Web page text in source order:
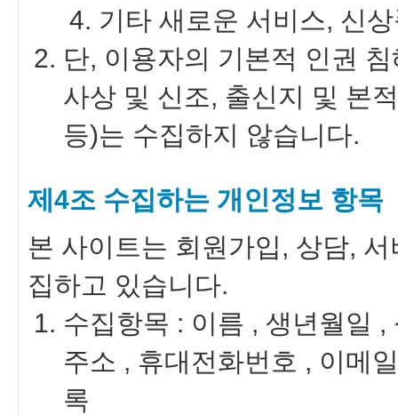
기타 새로운 서비스, 신
단, 이용자의 기본적 인권
사상 및 신조, 출신지 및 본
등)는 수집하지 않습니다.
제4조 수집하는 개인정보 항목
본 사이트는 회원가입, 상담,
집하고 있습니다.
수집항목 : 이름 , 생년월일
주소 , 휴대전화번호 , 이메
록